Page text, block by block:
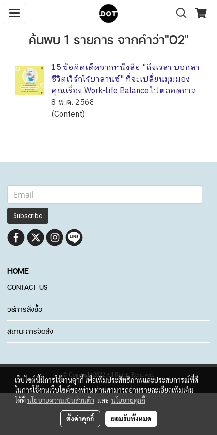
ค้นพบ 1 รายการ จากคำว่า"O2"
15 ข้อคิดเด็ดจากหนังสือ "ถึงเวลา บอกลา
ชีวิตเวิร์กไร้บาลานซ์" ที่จะเปลี่ยนมุมมอง
คุณเรื่อง Work-Life Balance ไปตลอดกาล
8 พ.ค. 2568
(Content)
Subscribe
HOME
CONTACT US
วิธีการสั่งซื้อ
สถานะการจัดส่ง
© Copyright 2022 All Rights Reserved.
เว็บไซต์นี้มีการใช้งานคุกกี้ เพื่อเพิ่มประสิทธิภาพและประสบการณ์ที่ดี
ในการใช้งานเว็บไซต์ของท่าน ท่านสามารถอ่านรายละเอียดเพิ่มเติม
ได้ที่นโยบายความเป็นส่วนตัว และ นโยบายคุกกี้
ตั้งค่าคุกกี้ ยอมรับทั้งหมด